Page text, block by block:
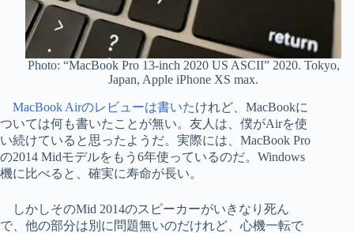
Photo: “MacBook Pro 13-inch 2020 US ASCII” 2020. Tokyo,
Japan, Apple iPhone XS max.
MacBook Airのレビューは書いたけれど、MacBookに
ついては何も書いたことが無い。友人は、僕がAirを使
い続けていると思ったようだ。実際には、MacBook Pro
の2014 Midモデルをもう6年使っているのだ。Windows
機に比べると、確実に寿命が長い。
しかしそのMid 2014のスピーカーがいきなり死ん
で、他の部分は別に問題無いのだけれど、心機一転で